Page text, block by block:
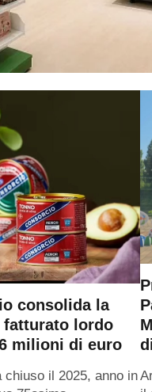
consolida la
lordo
milioni di euro
chiuso il 2025, anno in